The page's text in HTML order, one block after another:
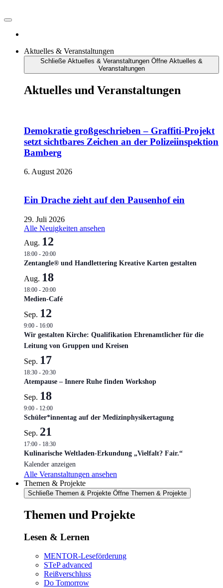
Aktuelles & Veranstaltungen
Schließe Aktuelles & Veranstaltungen Öffne Aktuelles &
Veranstaltungen
Aktuelles und Veranstaltungen
Demokratie großgeschrieben – Graffiti-Projekt
setzt sichtbares Zeichen an der Polizeiinspektion
Bamberg
6. August 2026
Ein Drache zieht auf den Pausenhof ein
29. Juli 2026
Alle Neuigkeiten ansehen
Aug. 12
18:00 - 20:00
Zentangle® und Handlettering Kreative Karten gestalten
Aug. 18
18:00 - 20:00
Medien-Café
Sep. 12
9:00 - 16:00
Wir gestalten Kirche: Qualifikation Ehrenamtlicher für die
Leitung von Gruppen und Kreisen
Sep. 17
18:30 - 20:30
Atempause – Innere Ruhe finden Workshop
Sep. 18
9:00 - 12:00
Schüler*innentag auf der Medizinphysikertagung
Sep. 21
17:00 - 18:30
Kulinarische Weltladen-Erkundung „Vielfalt? Fair.“
Kalender anzeigen
Alle Veranstaltungen ansehen
Themen & Projekte
Schließe Themen & Projekte Öffne Themen & Projekte
Themen und Projekte
Lesen & Lernen
MENTOR-Leseförderung
STeP advanced
Reißverschluss
Do Tomorrow